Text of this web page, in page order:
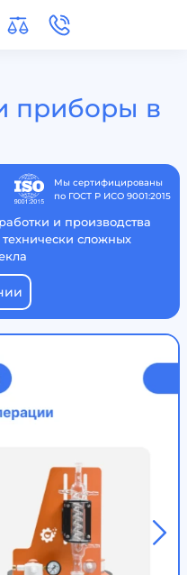
приборы в
Мы сертифицированы
по ГОСТ Р ИСО 9001:2015
и производства
сложных